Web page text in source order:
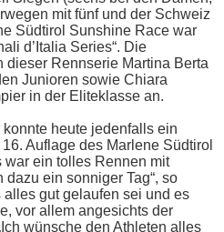
mit fünf und der Schweiz
Südtirol Sunshine Race war
d’Italia Series“. Die
dieser Rennserie Martina Berta
Junioren sowie Chiara
in der Eliteklasse an.
heute jedenfalls ein
Auflage des Marlene Südtirol
war ein tolles Rennen mit
ein sonniger Tag“, so
gut gelaufen sei und es
vor allem angesichts der
wünsche den Athleten alles